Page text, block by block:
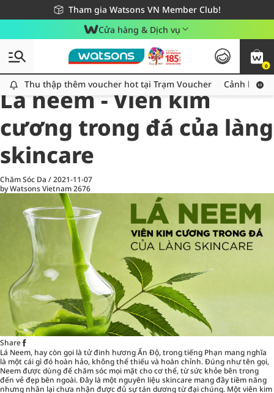
Tham gia Watsons VN Member Club!
Miễn phí giao hàng cho đơn hàng từ 249,000Đ
Giao hàng nhanh 24h - Áp dụng khu vực TP. Hồ Chí Minh
Cửa hàng & Dịch vụ
0
Thu thập thêm voucher hot tại Trạm Voucher
Thu thập thêm voucher hot tại Trạm Voucher Cảnh báo
All
Chăm Sóc Cá Nhân
Lá neem - Viên kim
cương trong đá của làng
skincare
Chăm Sóc Da /2021-11-07
by Watsons Vietnam2676
Share
Lá Neem, hay còn gọi là tử đinh hương Ấn Độ, trong tiếng Phạn mang nghĩa
là một cái gì đó hoàn hảo, không thể thiếu và hoàn chỉnh. Đúng như tên gọi,
Neem được dùng để chăm sóc mọi mặt cho cơ thể, từ sức khỏe bên trong
đến vẻ đẹp bên ngoài. Đây là một nguyên liệu skincare mang đầy tiềm năng
nhưng nhân lại chưa nhận được đủ sự tán dương từ đại chúng. Một viên kim